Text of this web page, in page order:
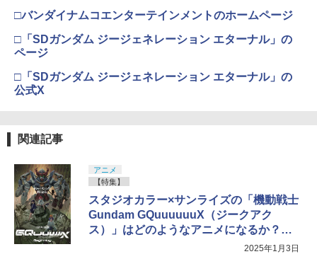
□バンダイナムコエンターテインメントのホームページ
□「SDガンダム ジージェネレーション エターナル」の
ページ
□「SDガンダム ジージェネレーション エターナル」の
公式X
関連記事
アニメ
【特集】
スタジオカラー×サンライズの「機動戦士
Gundam GQuuuuuuX（ジークアク
ス）」はどのようなアニメになるか？
劇場公開に先がけ期待を語ろう【年始特
2025年1月3日